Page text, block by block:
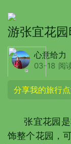
游张宜花
心意给力
03-18 阅
分享我的旅行
张宜花园是
饰整个花园，